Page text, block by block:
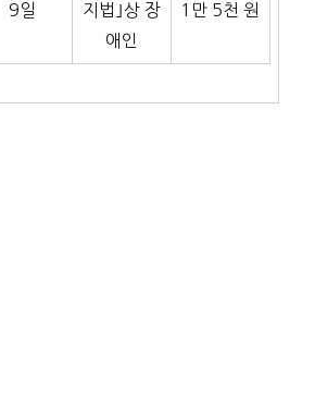
9일
지법｣상 장
애인
1만 5천 원